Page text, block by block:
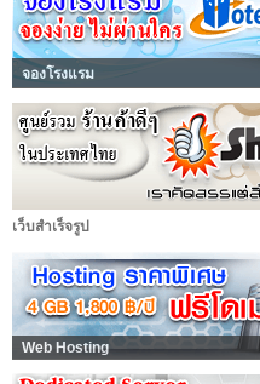
จองโรงแรม
เว็บสำเร็จรูป
Web Hosting